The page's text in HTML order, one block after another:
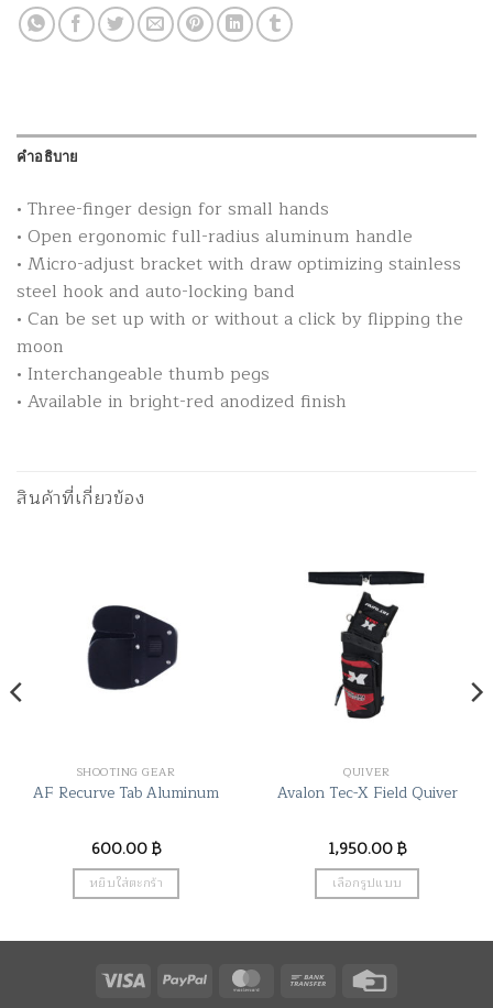
คำอธิบาย
• Three-finger design for small hands
• Open ergonomic full-radius aluminum handle
• Micro-adjust bracket with draw optimizing stainless
steel hook and auto-locking band
• Can be set up with or without a click by flipping the
moon
• Interchangeable thumb pegs
• Available in bright-red anodized finish
สินค้าที่เกี่ยวข้อง
SHOOTING GEAR
AF Recurve Tab Aluminum
600.00฿
หยิบใส่ตะกร้า
QUIVER
Avalon Tec-X Field Quiver
1,950.00฿
เลือกรูปแบบ
multiple
Visa PayPal MasterCardBank